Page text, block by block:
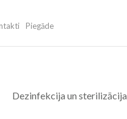
Piegāde
Dezinfekcija un sterilizācija